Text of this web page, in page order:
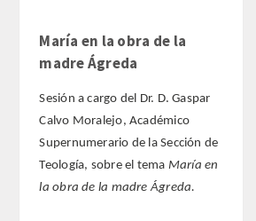
María en la obra de la
madre Ágreda
Sesión a cargo del Dr. D. Gaspar
Calvo Moralejo, Académico
Supernumerario de la Sección de
Teología, sobre el tema María en
la obra de la madre Ágreda.